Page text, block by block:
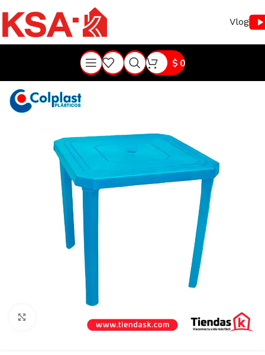
Vlog
$0
Haga Click para agrandar